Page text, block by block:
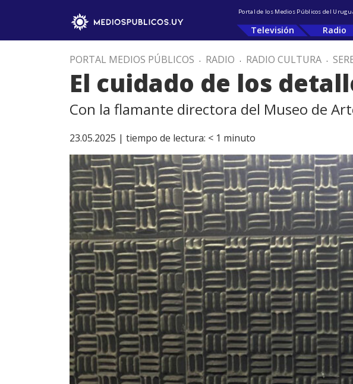
Portal de los Medios Públicos del
Televisión Radio
PORTAL MEDIOS PÚBLICOS . RADIO . RADIO CULTURA .
El cuidado de los
Con la flamante directora del Museo de
23.05.2025 | tiempo de lectura: < 1 minuto